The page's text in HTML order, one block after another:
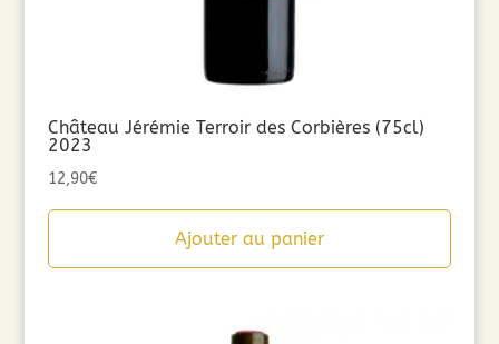
Château Jérémie Terroir des Corbières (75cl)
2023
12,90€
Ajouter au panier